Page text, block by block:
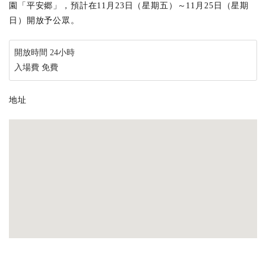
園「平安郷」，預計在11月23日（星期五）～11月25日（星期
日）開放予公眾。
開放時間 24小時
入場費 免費
地址